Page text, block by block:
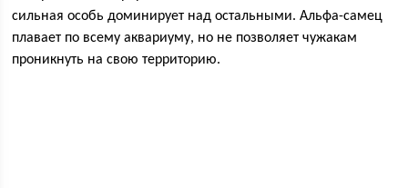
сильная особь доминирует над остальными. Альфа-самец
плавает по всему аквариуму, но не позволяет чужакам
проникнуть на свою территорию.